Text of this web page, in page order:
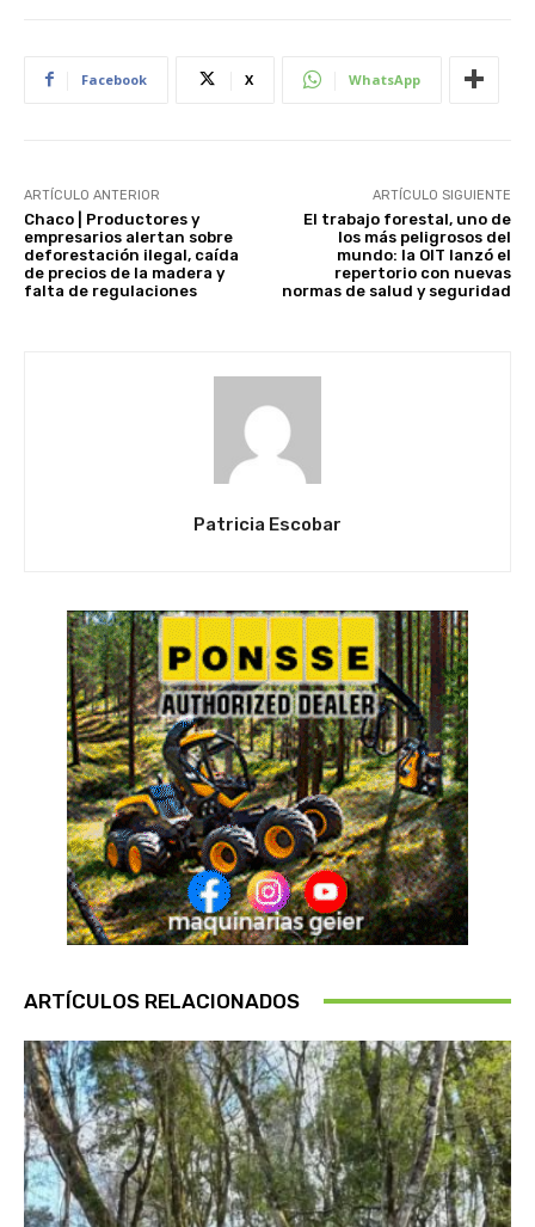
Facebook X WhatsApp
ARTÍCULO ANTERIOR
Chaco | Productores y
empresarios alertan sobre
deforestación ilegal, caída
de precios de la madera y
falta de regulaciones
ARTÍCULO SIGUIENTE
El trabajo forestal, uno de
los más peligrosos del
mundo: la OIT lanzó el
repertorio con nuevas
normas de salud y seguridad
Patricia Escobar
ARTÍCULOS RELACIONADOS